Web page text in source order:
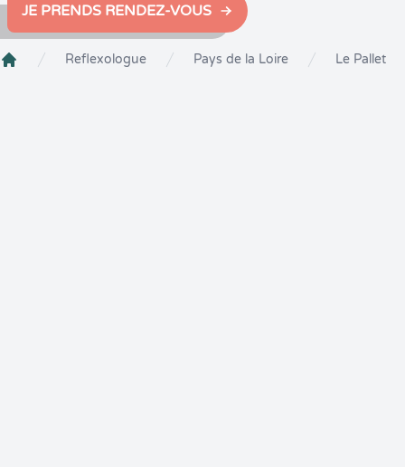
JE PRENDS RENDEZ-VOUS
Reflexologue Pays de la Loire Le Pallet